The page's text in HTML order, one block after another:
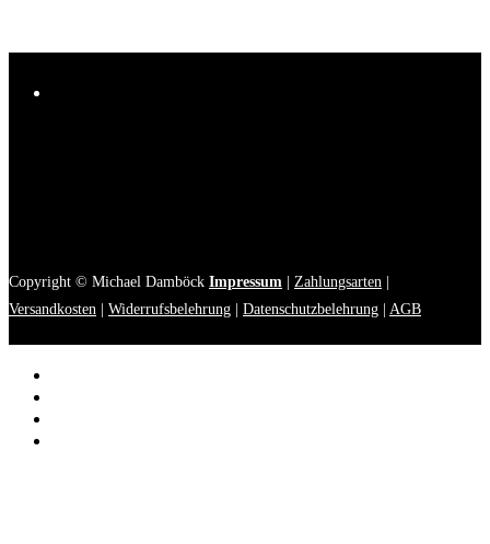
Copyright © Michael Damböck Impressum Zahlungsarten
Versandkosten
Widerrufsbelehrung Datenschutzbelehrung AGB